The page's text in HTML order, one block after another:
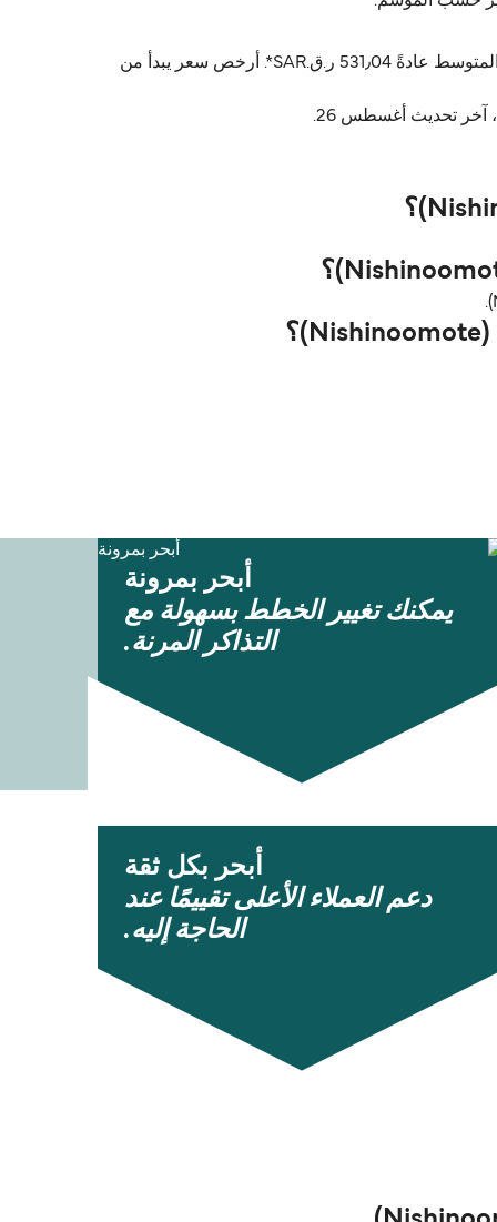
أسعار كاغوشيما (Kagoshima) نيشينوموتي (Nishinoomote) عادةً تتراوح بين 277٫54 ر.ق.‏SAR* و 2٬068٫17 ر.ق.‏SAR*. السعر المتوسط عادةً 531٫04 ر.ق.‏SAR*. أرخص سعر يبدأ من
أبحر بمرونة
يمكنك تغيير الخطط بسهولة مع
التذاكر المرنة.
أبحر بكل ثقة
دعم العملاء الأعلى تقييمًا عند
الحاجة إليه.